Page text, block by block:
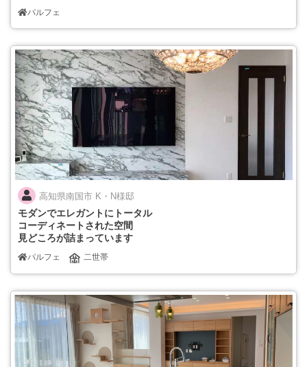
パルフェ
高知県南国市 K・N様邸
モダンでエレガントにトータル
コーディネートされた空間
見どころが詰まっています
パルフェ 二世帯